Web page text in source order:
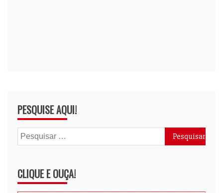
PESQUISE AQUI!
Pesquisar
por:
CLIQUE E OUÇA!